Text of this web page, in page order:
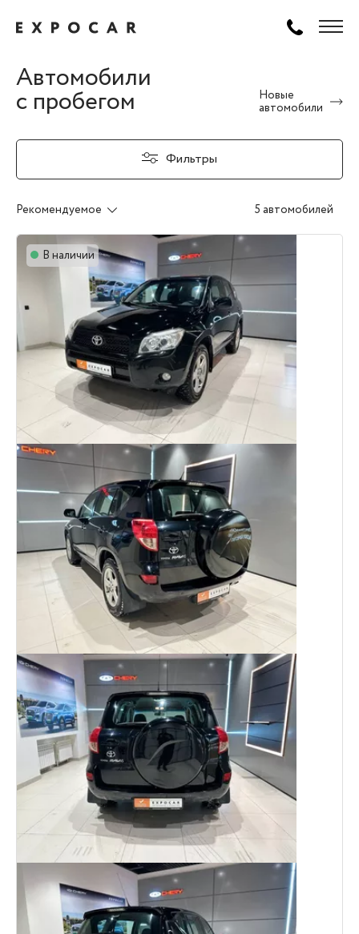
Автомобили
с пробегом
Новые
автомобили
Фильтры
Рекомендуемое 5 автомобилей
В наличии